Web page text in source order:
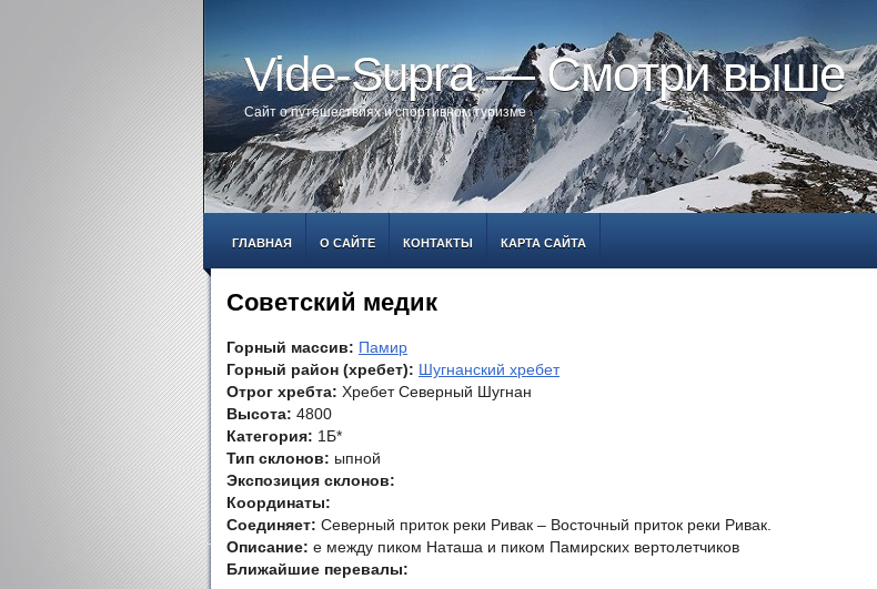
Vide-Supra — Смотри выше
Сайт о путешествиях и спортивном туризме
ГЛАВНАЯ О САЙТЕ КОНТАКТЫ КАРТА САЙТА
Советский медик
Горный массив: Памир
Горный район (хребет): Шугнанский хребет
Отрог хребта: Хребет Северный Шугнан
Высота: 4800
Категория: 1Б*
Тип склонов: ыпной
Экспозиция склонов:
Координаты:
Соединяет: Северный приток реки Ривак – Восточный приток реки Ривак.
Описание: е между пиком Наташа и пиком Памирских вертолетчиков
Ближайшие перевалы: